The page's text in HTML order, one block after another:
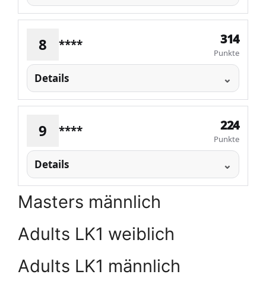
8 **** 314
Punkte
Details
9 **** 224
Punkte
Details
Masters männlich
Adults LK1 weiblich
Adults LK1 männlich